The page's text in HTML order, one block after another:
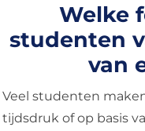
Welke
studenten
van
Veel studenten
tijdsdruk of op basis